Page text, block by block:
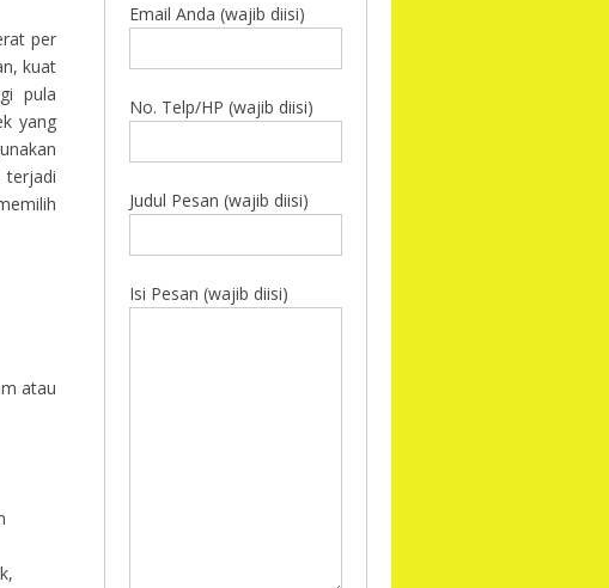
per
kuat
pula
yang
atau
Email Anda (wajib diisi)
No. Telp/HP (wajib diisi)
Judul Pesan (wajib diisi)
Isi Pesan (wajib diisi)